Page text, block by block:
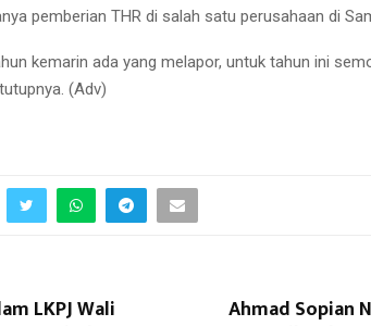
pemberian THR di salah satu perusahaan di
kemarin ada yang melapor, untuk tahun ini
(Adv)
LKPJ Wali Ahmad Sopian